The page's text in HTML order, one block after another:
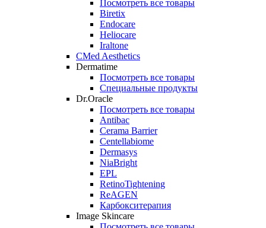
Посмотреть все товары
Biretix
Endocare
Heliocare
Iraltone
CMed Aesthetics
Dermatime
Посмотреть все товары
Специальные продукты
Dr.Oracle
Посмотреть все товары
Antibac
Cerama Barrier
Centellabiome
Dermasys
NiaBright
EPL
RetinoTightening
ReAGEN
Карбокситерапия
Image Skincare